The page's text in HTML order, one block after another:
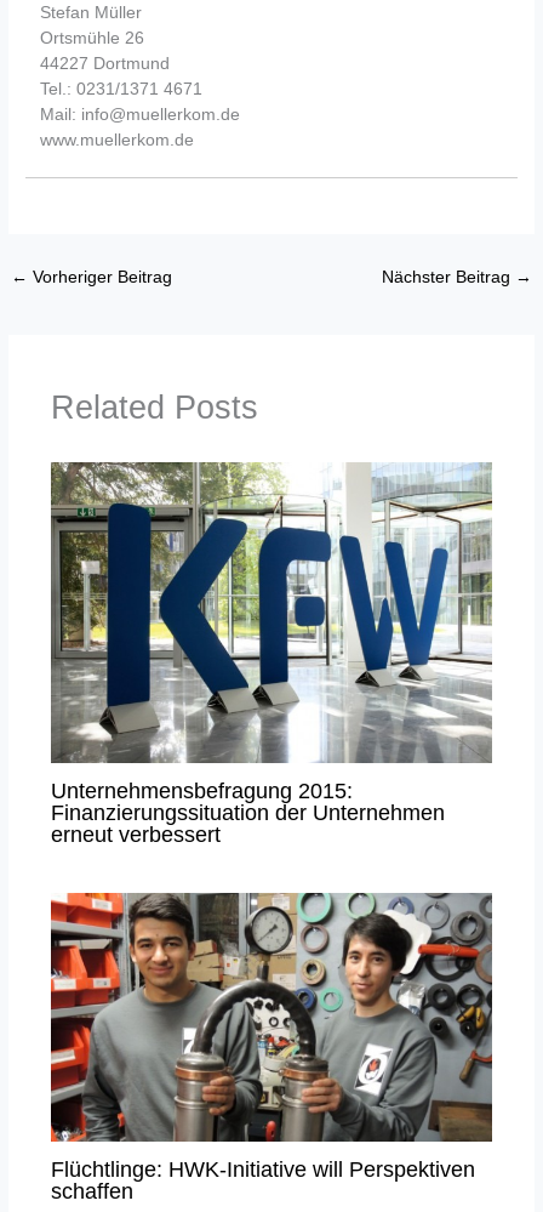
Stefan Müller
Ortsmühle 26
44227 Dortmund
Tel.: 0231/1371 4671
Mail: info@muellerkom.de
www.muellerkom.de
← Vorheriger Beitrag Nächster Beitrag →
Related Posts
Unternehmensbefragung 2015:
Finanzierungssituation der Unternehmen
erneut verbessert
Flüchtlinge: HWK-Initiative will Perspektiven
schaffen